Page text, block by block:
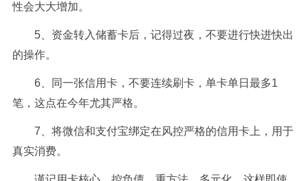
性会大大增加。
5、资金转入储蓄卡后，记得过夜，不要进行快进快出
的操作。
6、同一张信用卡，不要连续刷卡，单卡单日最多1
笔，这点在今年尤其严格。
7、将微信和支付宝绑定在风控严格的信用卡上，用于
真实消费。